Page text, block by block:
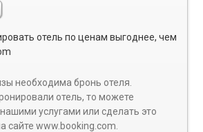
отель по ценам выгоднее, чем
необходима бронь отеля.
отель, то можете
услугами или сделать это
сайтеwww.booking.com